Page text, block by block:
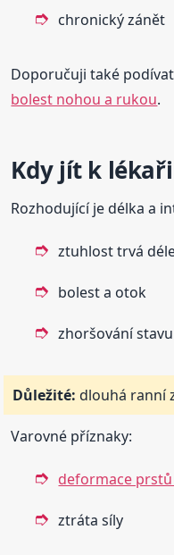
chronický zánět
Doporučuji také
bolest nohou a rukou.
Kdy jít k
Rozhodující je délka a
ztuhlost trvá
bolest a otok
zhoršování stavu
Důležité: dlouhá ranní
Varovné příznaky:
deformace
ztráta síly